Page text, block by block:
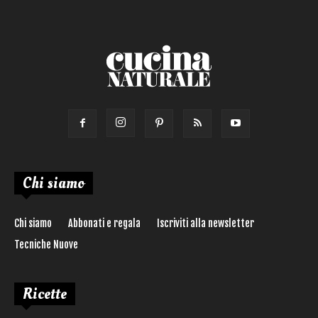
Chi siamo
Chi siamo Abbonati e regala
Iscriviti alla newsletter
Tecniche Nuove
Ricette